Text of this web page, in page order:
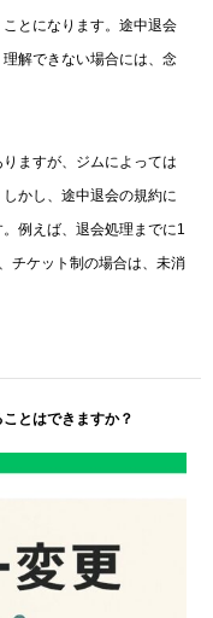
とになります。途中退会
解できない場合には、念
ますが、ジムによっては
かし、途中退会の規約に
例えば、退会処理までに1
チケット制の場合は、未消
とはできますか？